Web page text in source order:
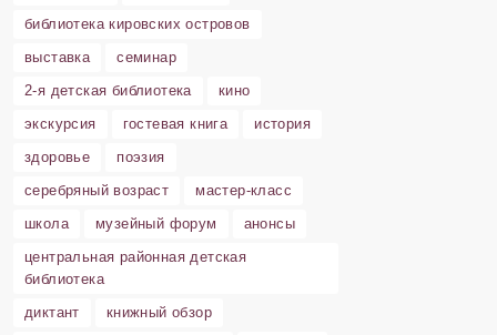
библиотека кировских островов
выставка
семинар
2-я детская библиотека
кино
экскурсия
гостевая книга
история
здоровье
поэзия
серебряный возраст
мастер-класс
школа
музейный форум
анонсы
центральная районная детская
библиотека
диктант
книжный обзор